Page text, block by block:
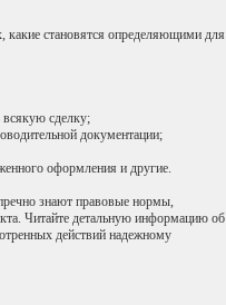
какие становятся определяющими для
всякую сделку;
документации;
оформления и другие.
знают правовые нормы,
Читайте детальную информацию об
действий надежному